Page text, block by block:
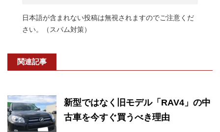
日本語が含まれない投稿は無視されますのでご注意くだ
さい。（スパム対策）
関連記事
新型ではなく旧モデル「RAV4」の中
古車を今すぐ買うべき理由